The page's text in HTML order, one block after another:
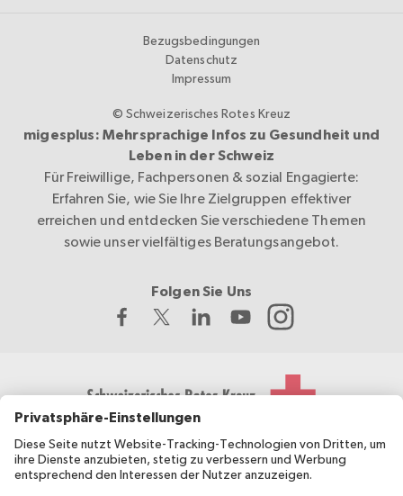
Bezugsbedingungen
Datenschutz
Impressum
© Schweizerisches Rotes Kreuz
migesplus: Mehrsprachige Infos zu Gesundheit und
Leben in der Schweiz
Für Freiwillige, Fachpersonen & sozial Engagierte:
Erfahren Sie, wie Sie Ihre Zielgruppen effektiver
erreichen und entdecken Sie verschiedene Themen
sowie unser vielfältiges Beratungsangebot.
Folgen Sie Uns
Das Schweizerische Rote Kreuz entwickelt und koordiniert
migesplus und wird vom Bundesamt für Gesundheit BAG